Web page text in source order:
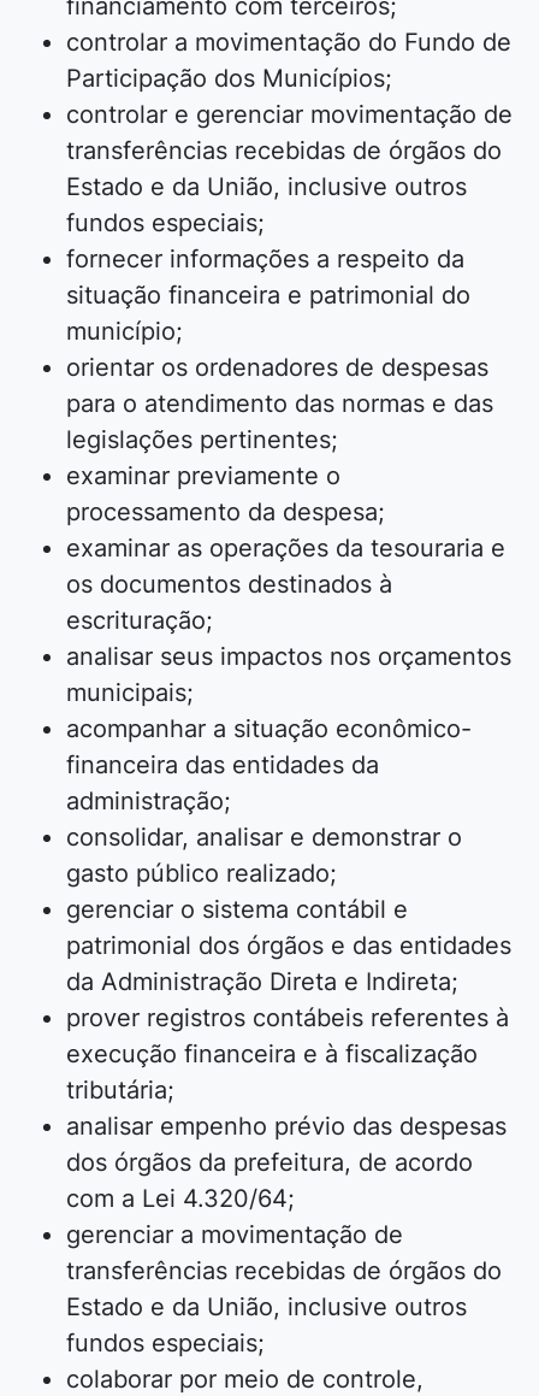
financiamento com terceiros;
controlar a movimentação do Fundo de
Participação dos Municípios;
controlar e gerenciar movimentação de
transferências recebidas de órgãos do
Estado e da União, inclusive outros
fundos especiais;
fornecer informações a respeito da
situação financeira e patrimonial do
município;
orientar os ordenadores de despesas
para o atendimento das normas e das
legislações pertinentes;
examinar previamente o
processamento da despesa;
examinar as operações da tesouraria e
os documentos destinados à
escrituração;
analisar seus impactos nos orçamentos
municipais;
acompanhar a situação econômico-
financeira das entidades da
administração;
consolidar, analisar e demonstrar o
gasto público realizado;
gerenciar o sistema contábil e
patrimonial dos órgãos e das entidades
da Administração Direta e Indireta;
prover registros contábeis referentes à
execução financeira e à fiscalização
tributária;
analisar empenho prévio das despesas
dos órgãos da prefeitura, de acordo
com a Lei 4.320/64;
gerenciar a movimentação de
transferências recebidas de órgãos do
Estado e da União, inclusive outros
fundos especiais;
colaborar por meio de controle,